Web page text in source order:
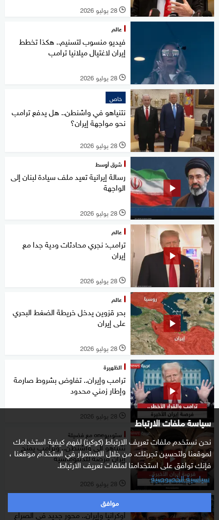
سياسة ملفات الارتباط
نحن نستخدم ملفات تعريف الارتباط (كوكيز) لفهم كيفية استخدامك
لموقعنا ولتحسين تجربتك. من خلال الاستمرار في استخدام موقعنا ،
فإنك توافق على استخدامنا لملفات تعريف الارتباط.
سياسية الخصوصية
موافق
l 28 يوليو 2026
عالم
فيديو منسوب لتسنيم.. هكذا تخطط
إيران لاغتيال ميلانيا ترامب
l 28 يوليو 2026
خاص
نتنياهو في واشنطن.. هل يدفع ترامب
نحو مواجهة إيران؟
l 28 يوليو 2026
شرق أوسط
رسالة إيرانية تعيد ملف سيادة لبنان إلى
الواجهة
l 28 يوليو 2026
عالم
ترامب: نجري محادثات ودية جدا مع
إيران
l 28 يوليو 2026
عالم
بحر قزوين يدخل خريطة الضغط البحري
على إيران
l 28 يوليو 2026
الظهيرة
ترامب وإيران.. تفاوض بشروط صارمة
وإطار زمني محدود
l 28 يوليو 2026
ستوديوone مع فضيلة
نتنياهو إلى واشنطن.. وترامب يمنح
إيران فرصة للدبلوماسية
l 28 يوليو 2026
غرفة الأخبار
أوكرانيا وإيران.. محور جديد في الصراع